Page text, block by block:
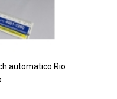
automatico Rio